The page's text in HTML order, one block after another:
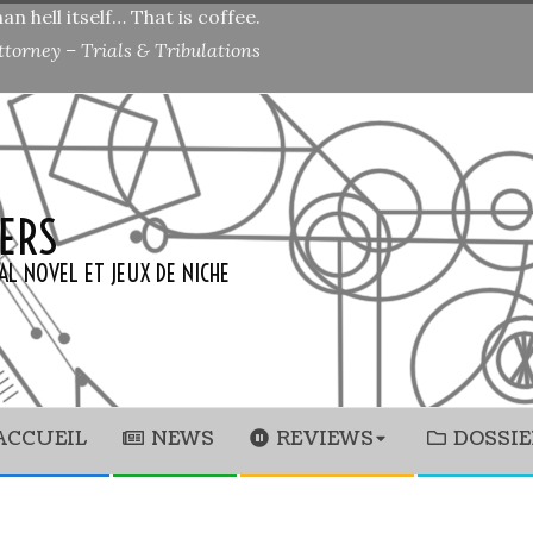
hell itself… That is coffee.
– Trials & Tribulations
NOVEL ET JEUX DE NICHE
NEWS REVIEWS